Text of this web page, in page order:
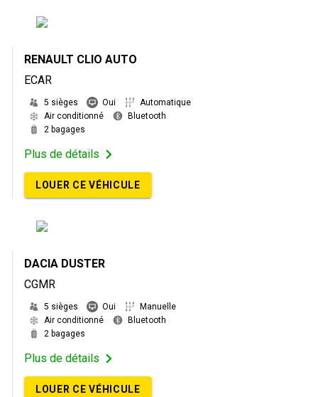
RENAULT CLIO AUTO
ECAR
5 sièges Oui
Automatique
Air conditionné
Bluetooth
2 bagages
Plus de détails
LOUER CE VÉHICULE
DACIA DUSTER
CGMR
5 sièges Oui
Manuelle
Air conditionné
Bluetooth
2 bagages
Plus de détails
LOUER CE VÉHICULE